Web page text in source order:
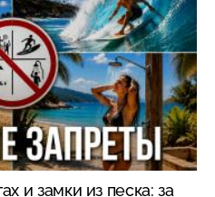
и замки из песка: за